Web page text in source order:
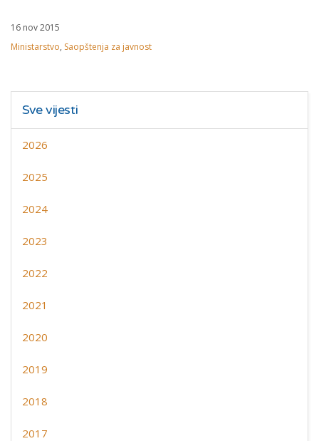
16 nov 2015
Ministarstvo, Saopštenja za javnost
Sve vijesti
2026
2025
2024
2023
2022
2021
2020
2019
2018
2017